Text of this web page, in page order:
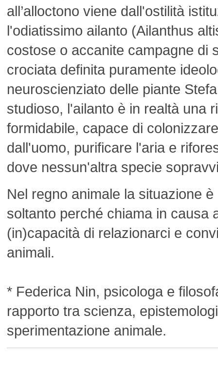
all’alloctono viene dall'ostilità
l'odiatissimo ailanto (Ailanthus
costose o accanite campagne di
crociata definita puramente
neuroscienziato delle piante
studioso, l'ailanto è in realtà una
formidabile, capace di
dall'uomo, purificare l'aria e
dove nessun'altra specie
Nel regno animale la situazione
soltanto perché chiama in causa
(in)capacità di relazionarci e
animali.
* Federica Nin, psicologa e
rapporto tra scienza,
sperimentazione animale.